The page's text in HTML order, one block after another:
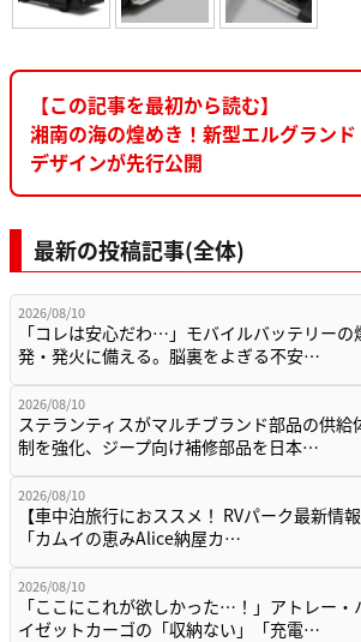
【この記事を最初から読む】
湘南の海の煌めき！新型エルグラン
デザインが先行公開
最新の投稿記事(全体)
2026/08/10
「コレは安心だわ…」モバイルバッテリーの
発・発火に備える。脳裏をよぎる不安…
2026/08/10
ステランティスがマルチブランド部品の供給
制を強化、ジープ向け補修部品を日本…
2026/08/10
【車中泊旅行におススメ！ RVパーク最新情報
「カムイの恵みAlice納屋カ…
2026/08/10
「ここにこれが欲しかった…！」アトレー・
イゼットカーゴの「収納ない」「充電…